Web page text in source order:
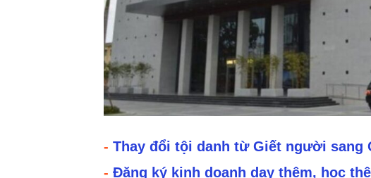
- Thay đổi tội danh từ Giết người sang
- Đăng ký kinh doanh dạy thêm, học